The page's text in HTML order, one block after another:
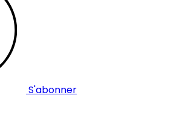
S'abonner